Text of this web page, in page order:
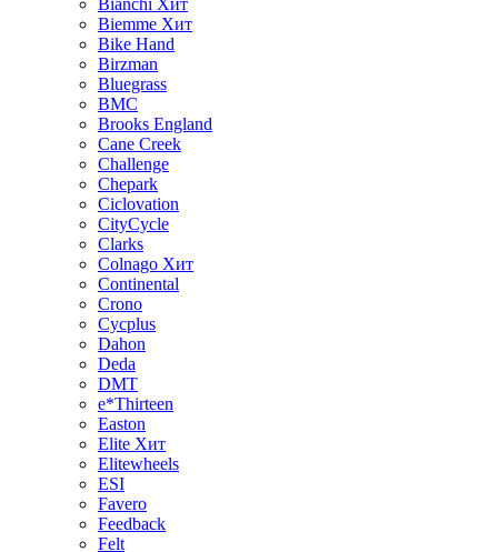
Bianchi Хит
Biemme Хит
Bike Hand
Birzman
Bluegrass
BMC
Brooks England
Cane Creek
Challenge
Chepark
Ciclovation
CityCycle
Clarks
Colnago Хит
Continental
Crono
Cycplus
Dahon
Deda
DMT
e*Thirteen
Easton
Elite Хит
Elitewheels
ESI
Favero
Feedback
Felt